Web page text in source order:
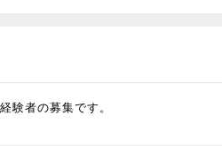
験者の募集です。